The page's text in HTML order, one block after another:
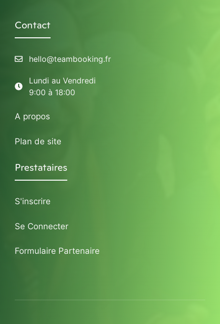
Contact
hello@teambooking.fr
Lundi au Vendredi
9:00 à 18:00
A propos
Plan de site
Prestataires
S'inscrire
Se Connecter
Formulaire Partenaire